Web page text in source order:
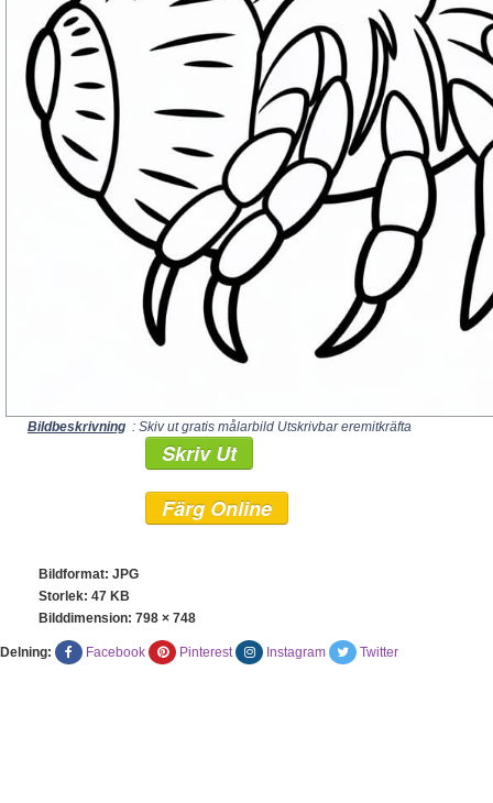
Bildbeskrivning : Skiv ut gratis målarbild Utskrivbar eremitkräfta
Skriv Ut
Färg Online
Bildformat: JPG
Storlek: 47 KB
Bilddimension: 798 × 748
Delning: Facebook Pinterest Instagram Twitter